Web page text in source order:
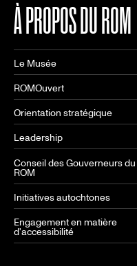
À PROPOS DU ROM
Le Musée
ROMOuvert
Orientation stratégique
Leadership
Conseil des Gouverneurs du
ROM
Initiatives autochtones
Engagement en matière
d'accessibilité